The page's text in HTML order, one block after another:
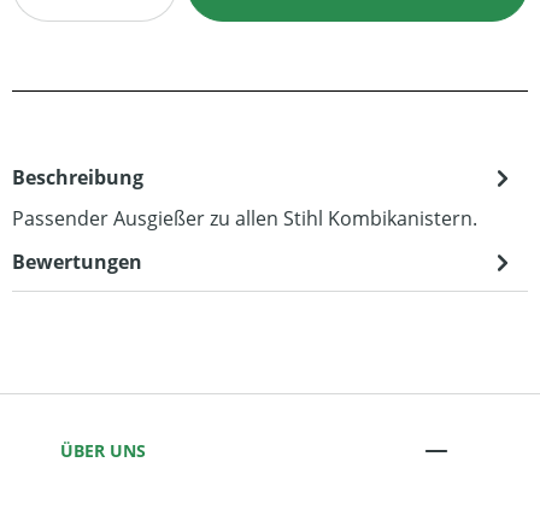
Beschreibung
Passender Ausgießer zu allen Stihl Kombikanistern.
Bewertungen
ÜBER UNS